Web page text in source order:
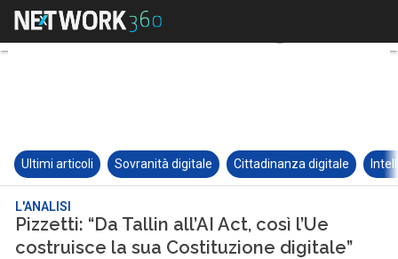
Ultimi articoli Sovranità digitale Cittadinanza digitale
L'ANALISI
Pizzetti: “Da Tallin all’AI Act, così l’Ue
costruisce la sua Costituzione digitale”